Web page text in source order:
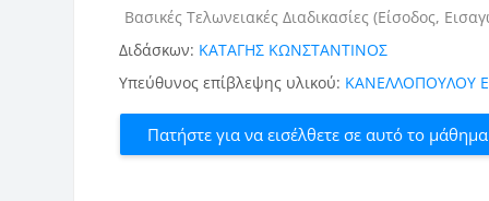
Κατηγορία μαθήματος
Βασικές Τελωνειακές Διαδικασίες (Είσοδος,
Διδάσκων: ΚΑΤΑΓΗΣ ΚΩΝΣΤΑΝΤΙΝΟΣ
Υπεύθυνος επίβλεψης υλικού: ΚΑΝΕΛΛΟΠΟΥΛΟΥ
Πατήστε για να εισέλθετε σε αυτό το μάθημα